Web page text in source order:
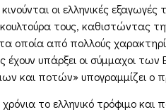
οι ελληνικές
τους, καθιστώντας
από πολλούς
υπάρξει οι σύμμαχοι
και ποτών» υπογραμμίζει ο
το ελληνικό τρόφιμο